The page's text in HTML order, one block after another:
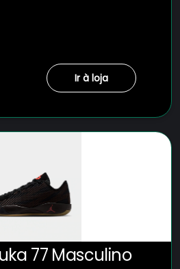
Ir à loja
77 Masculino